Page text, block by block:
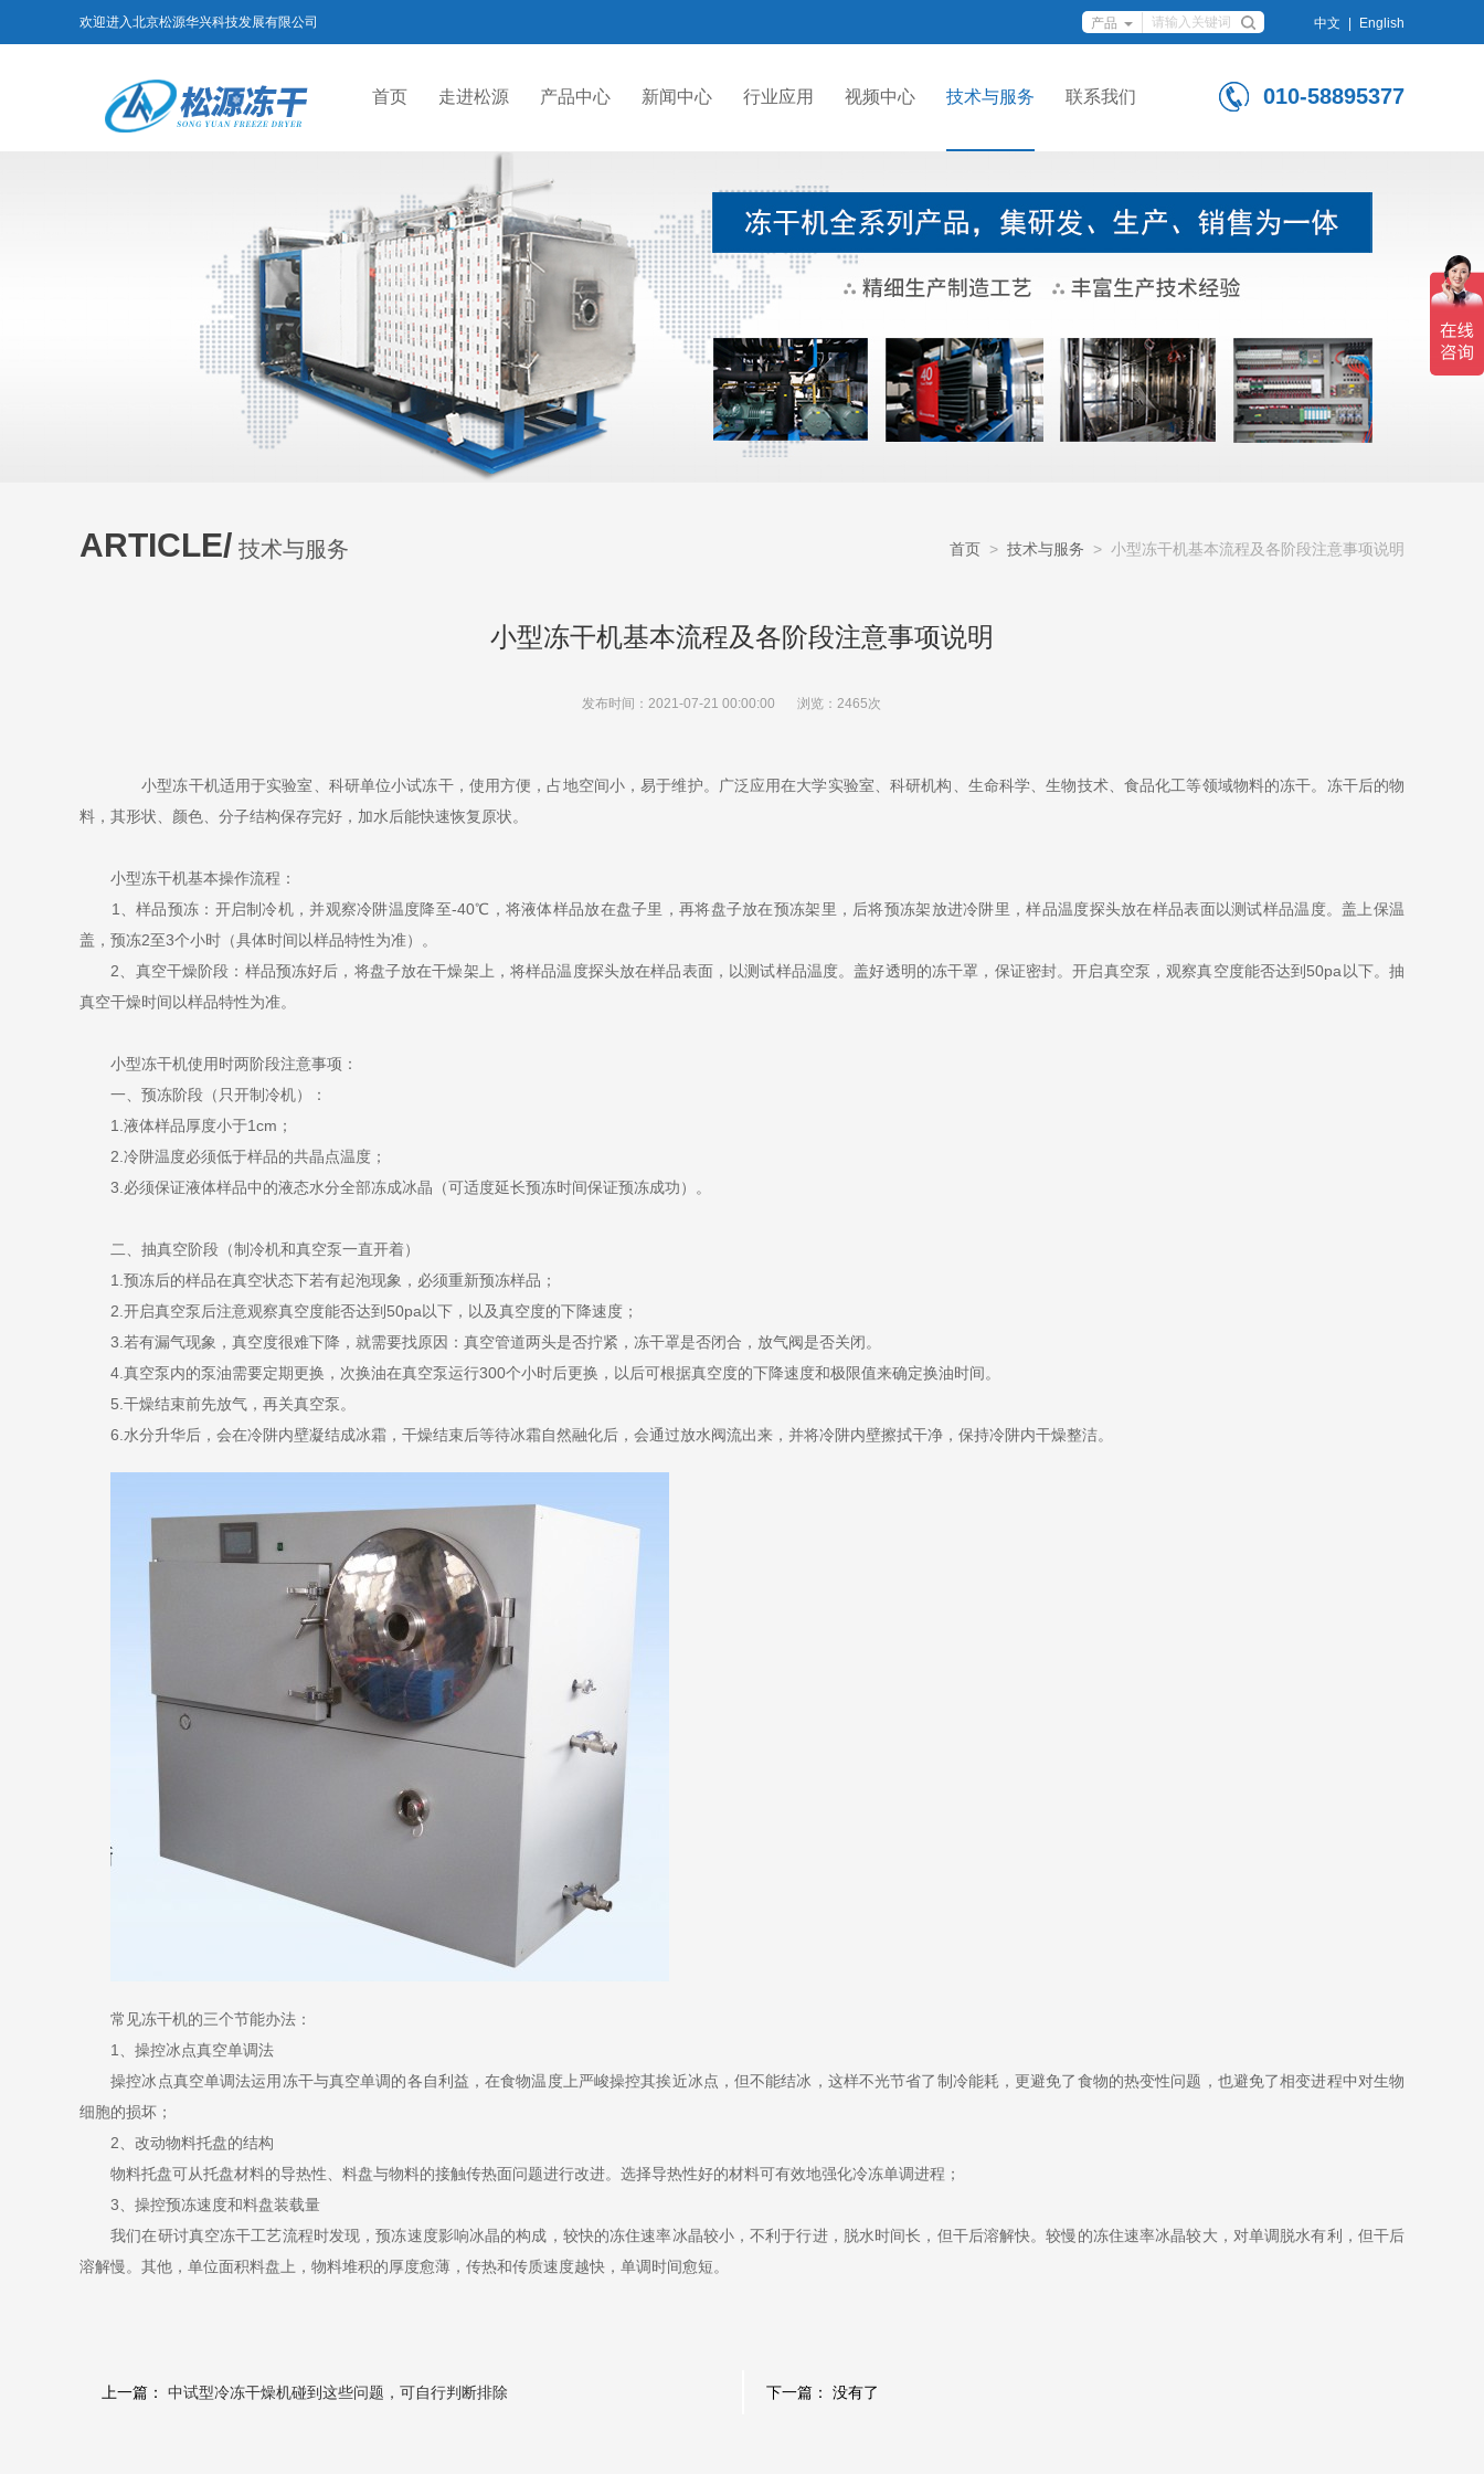
欢迎进入北京松源华兴科技发展有限公司 中文 English
首页 走进松源 产品中心 新闻中心 行业应用 视频中心 技术与服务 联系我们 010-58895377
ARTICLE/ 技术与服务 首页 > 技术与服务 > 小型冻干机基本流程及各阶段注意事项说明
小型冻干机基本流程及各阶段注意事项说明
发布时间：2021-07-21 00:00:00 浏览：2465次
小型冻干机适用于实验室、科研单位小试冻干，使用方便，占地空间小，易于维护。广泛应用在大学实验室、科研机构、生命科学、生物技术、食品化工等领域物料的冻干。冻干后的物
料，其形状、颜色、分子结构保存完好，加水后能快速恢复原状。
小型冻干机基本操作流程：
1、样品预冻：开启制冷机，并观察冷阱温度降至-40℃，将液体样品放在盘子里，再将盘子放在预冻架里，后将预冻架放进冷阱里，样品温度探头放在样品表面以测试样品温度。盖上保温
盖，预冻2至3个小时（具体时间以样品特性为准）。
2、真空干燥阶段：样品预冻好后，将盘子放在干燥架上，将样品温度探头放在样品表面，以测试样品温度。盖好透明的冻干罩，保证密封。开启真空泵，观察真空度能否达到50pa以下。抽
真空干燥时间以样品特性为准。
小型冻干机使用时两阶段注意事项：
一、预冻阶段（只开制冷机）：
1.液体样品厚度小于1cm；
2.冷阱温度必须低于样品的共晶点温度；
3.必须保证液体样品中的液态水分全部冻成冰晶（可适度延长预冻时间保证预冻成功）。
二、抽真空阶段（制冷机和真空泵一直开着）
1.预冻后的样品在真空状态下若有起泡现象，必须重新预冻样品；
2.开启真空泵后注意观察真空度能否达到50pa以下，以及真空度的下降速度；
3.若有漏气现象，真空度很难下降，就需要找原因：真空管道两头是否拧紧，冻干罩是否闭合，放气阀是否关闭。
4.真空泵内的泵油需要定期更换，次换油在真空泵运行300个小时后更换，以后可根据真空度的下降速度和极限值来确定换油时间。
5.干燥结束前先放气，再关真空泵。
6.水分升华后，会在冷阱内壁凝结成冰霜，干燥结束后等待冰霜自然融化后，会通过放水阀流出来，并将冷阱内壁擦拭干净，保持冷阱内干燥整洁。
常见冻干机的三个节能办法：
1、操控冰点真空单调法
操控冰点真空单调法运用冻干与真空单调的各自利益，在食物温度上严峻操控其挨近冰点，但不能结冰，这样不光节省了制冷能耗，更避免了食物的热变性问题，也避免了相变进程中对生物
细胞的损坏；
2、改动物料托盘的结构
物料托盘可从托盘材料的导热性、料盘与物料的接触传热面问题进行改进。选择导热性好的材料可有效地强化冷冻单调进程；
3、操控预冻速度和料盘装载量
我们在研讨真空冻干工艺流程时发现，预冻速度影响冰晶的构成，较快的冻住速率冰晶较小，不利于行进，脱水时间长，但干后溶解快。较慢的冻住速率冰晶较大，对单调脱水有利，但干后
溶解慢。其他，单位面积料盘上，物料堆积的厚度愈薄，传热和传质速度越快，单调时间愈短。
上一篇： 中试型冷冻干燥机碰到这些问题，可自行判断排除 下一篇： 没有了